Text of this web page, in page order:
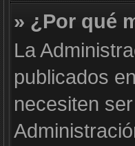
» ¿Por qué
La
publicados
necesiten